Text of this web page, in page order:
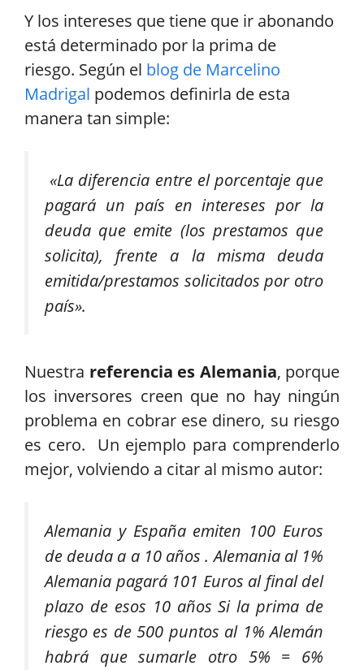
Y los intereses que tiene que ir abonando
está determinado por la prima de
riesgo. Según el blog de Marcelino
Madrigal podemos definirla de esta
manera tan simple:
«La diferencia entre el porcentaje que
pagará un país en intereses por la
deuda que emite (los prestamos que
solicita), frente a la misma deuda
emitida/prestamos solicitados por otro
país».
Nuestra referencia es Alemania, porque
los inversores creen que no hay ningún
problema en cobrar ese dinero, su riesgo
es cero. Un ejemplo para comprenderlo
mejor, volviendo a citar al mismo autor:
Alemania y España emiten 100 Euros
de deuda a a 10 años . Alemania al 1%
Alemania pagará 101 Euros al final del
plazo de esos 10 años Si la prima de
riesgo es de 500 puntos al 1% Alemán
habrá que sumarle otro 5% = 6%